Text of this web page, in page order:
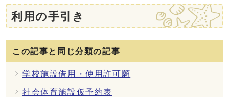
利用の手引き
この記事と同じ分類の記事
学校施設借用・使用許可願
社会体育施設仮予約表